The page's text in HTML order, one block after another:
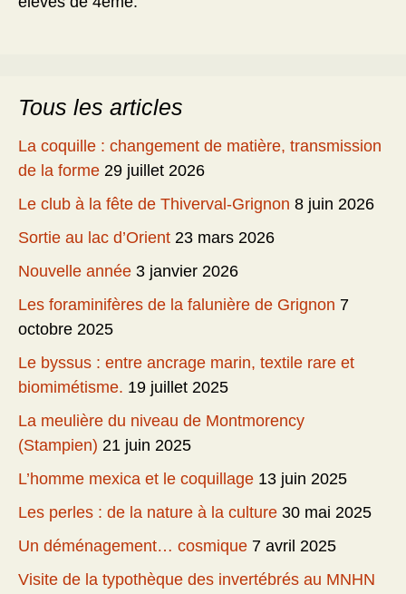
Tous les articles
La coquille : changement de matière, transmission
de la forme 29 juillet 2026
Le club à la fête de Thiverval-Grignon 8 juin 2026
Sortie au lac d’Orient 23 mars 2026
Nouvelle année 3 janvier 2026
Les foraminifères de la falunière de Grignon 7
octobre 2025
Le byssus : entre ancrage marin, textile rare et
biomimétisme. 19 juillet 2025
La meulière du niveau de Montmorency
(Stampien) 21 juin 2025
L’homme mexica et le coquillage 13 juin 2025
Les perles : de la nature à la culture 30 mai 2025
Un déménagement… cosmique 7 avril 2025
Visite de la typothèque des invertébrés au MNHN